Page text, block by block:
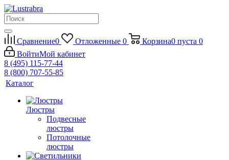
Сравнение0 Отложенные 0 Корзина0 пуста 0
ВойтиМой кабинет
8 (495) 115-77-44
8 (800) 707-55-85
Каталог
Люстры
Подвесные
люстры
Потолочные
люстры